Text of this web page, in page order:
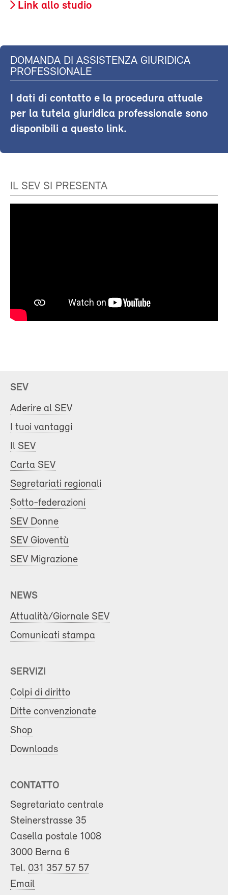
Link allo studio
DOMANDA DI ASSISTENZA GIURIDICA
PROFESSIONALE
I dati di contatto e la procedura attuale
per la tutela giuridica professionale sono
disponibili a questo link.
IL SEV SI PRESENTA
SEV
Aderire al SEV
I tuoi vantaggi
Il SEV
Carta SEV
Segretariati regionali
Sotto-federazioni
SEV Donne
SEV Gioventù
SEV Migrazione
NEWS
Attualità/Giornale SEV
Comunicati stampa
SERVIZI
Colpi di diritto
Ditte convenzionate
Shop
Downloads
CONTATTO
Segretariato centrale
Steinerstrasse 35
Casella postale 1008
3000 Berna 6
Tel. 031 357 57 57
Email